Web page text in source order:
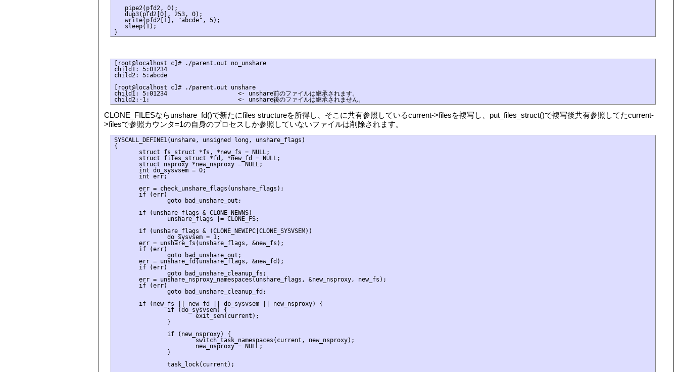
   pipe2(pfd2, 0);
   dup3(pfd2[0], 253, 0);
   write(pfd2[1], "abcde", 5);
   sleep(1);
[root@localhost c]# ./parent.out no_unshare
child1: 5:01234
child2: 5:abcde
[root@localhost c]# ./parent.out unshare
child1: 5:01234                    <- unshare前のファイルは継承されます。
CLONE_FILESならunshare_fd()で新たにfiles structureを所得し、そこに共有参照しているcurrent->filesを複写し、put_files_struct()で複写後共有参照してたcurrent-
>filesで参照カウンタ=1の自身のプロセスしか参照していないファイルは削除されます。
SYSCALL_DEFINE1(unshare, unsigned long, unshare_flags)
{
       struct fs_struct *fs, *new_fs = NULL;
       struct files_struct *fd, *new_fd = NULL;
       struct nsproxy *new_nsproxy = NULL;
       int do_sysvsem = 0;
       int err;
       err = check_unshare_flags(unshare_flags);
       if (err)
               goto bad_unshare_out;
       if (unshare_flags & CLONE_NEWNS)
               unshare_flags |= CLONE_FS;
       if (unshare_flags & (CLONE_NEWIPC|CLONE_SYSVSEM))
               do_sysvsem = 1;
       err = unshare_fs(unshare_flags, &new_fs);
       if (err)
               goto bad_unshare_out;
       err = unshare_fd(unshare_flags, &new_fd);
       if (err)
               goto bad_unshare_cleanup_fs;
       err = unshare_nsproxy_namespaces(unshare_flags, &new_nsproxy, new_fs);
       if (err)
               goto bad_unshare_cleanup_fd;
       if (new_fs || new_fd || do_sysvsem || new_nsproxy) {
               if (do_sysvsem) {
                       exit_sem(current);
               }
               if (new_nsproxy) {
                       switch_task_namespaces(current, new_nsproxy);
                       new_nsproxy = NULL;
               }
               task_lock(current);